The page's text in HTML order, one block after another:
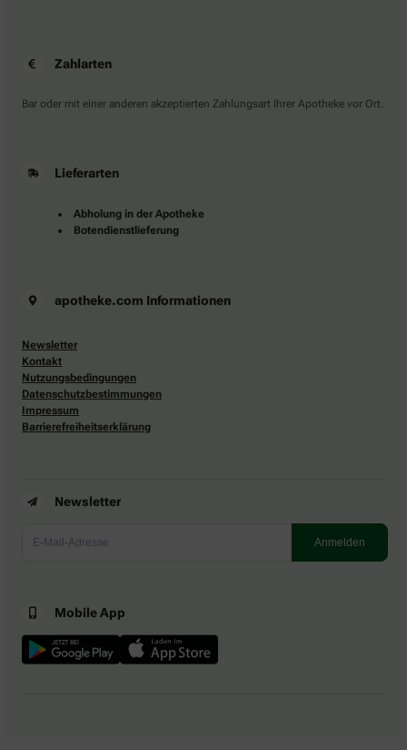
Zahlarten
Bar oder mit einer anderen akzeptierten Zahlungsart Ihrer Apotheke vor Ort.
Lieferarten
Abholung in der Apotheke
Botendienstlieferung
apotheke.com Informationen
Newsletter
Kontakt
Nutzungsbedingungen
Datenschutzbestimmungen
Impressum
Barrierefreiheitserklärung
Newsletter
Mobile App